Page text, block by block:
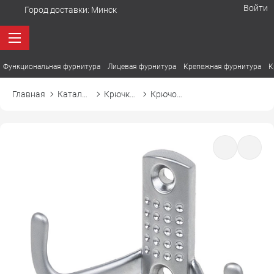
Город доставки: Минск Войти
Функциональная фурнитура Лицевая фурнитура Крепежная фурнитура
Главная